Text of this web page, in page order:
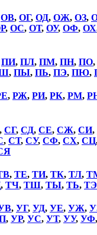
ОВ, ОГ, ОД, ОЖ, ОЗ,
, ОС, ОТ, ОУ, ОФ, ОХ
ПИ, ПЛ, ПМ, ПН, ПО,
, ПЫ, ПЬ, ПЭ, ПЮ,
, РЖ, РИ, РК, РМ,
, СГ, СД, СЕ, СЖ, СИ,
, СТ, СУ, СФ, СХ, СЦ
, ТЕ, ТИ, ТК, ТЛ,
, ТЧ, ТШ, ТЫ, ТЬ, ТЭ
, УГ, УД, УЕ, УЖ,
, УР, УС, УТ, УУ, УФ,